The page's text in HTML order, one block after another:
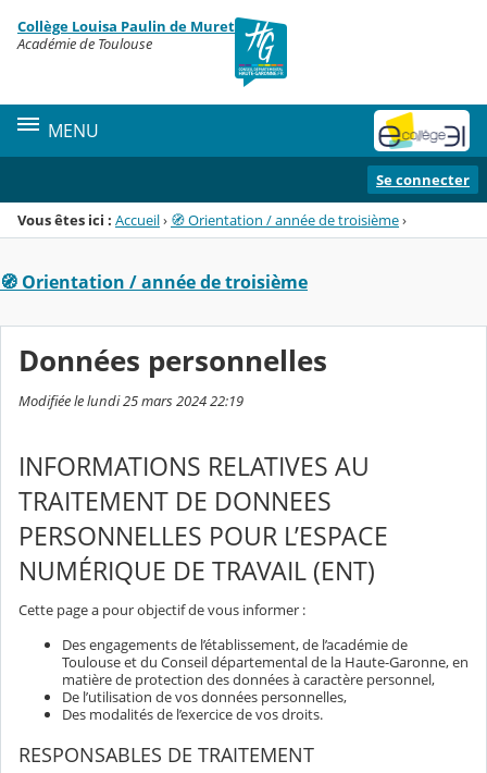
Menu de la rubrique
Contenu
Collège Louisa Paulin de Muret
Académie de Toulouse
MENU
Se connecter
Vous êtes ici : Accueil› 🧭 Orientation / année de troisième›
🧭 Orientation / année de troisième
Données personnelles
Modifiée le lundi 25 mars 2024 22:19
INFORMATIONS RELATIVES AU
TRAITEMENT DE DONNEES
PERSONNELLES POUR L’ESPACE
NUMÉRIQUE DE TRAVAIL (ENT)
Cette page a pour objectif de vous informer :
Des engagements de l’établissement, de l’académie de
Toulouse et du Conseil départemental de la Haute-Garonne, en
matière de protection des données à caractère personnel,
De l’utilisation de vos données personnelles,
Des modalités de l’exercice de vos droits.
RESPONSABLES DE TRAITEMENT